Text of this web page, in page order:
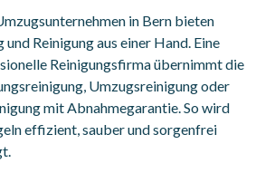
in Bern bieten
und Reinigung aus einer Hand. Eine
Reinigungsfirma übernimmt die
Umzugsreinigung oder
mit Abnahmegarantie. So wird
effizient, sauber und sorgenfrei